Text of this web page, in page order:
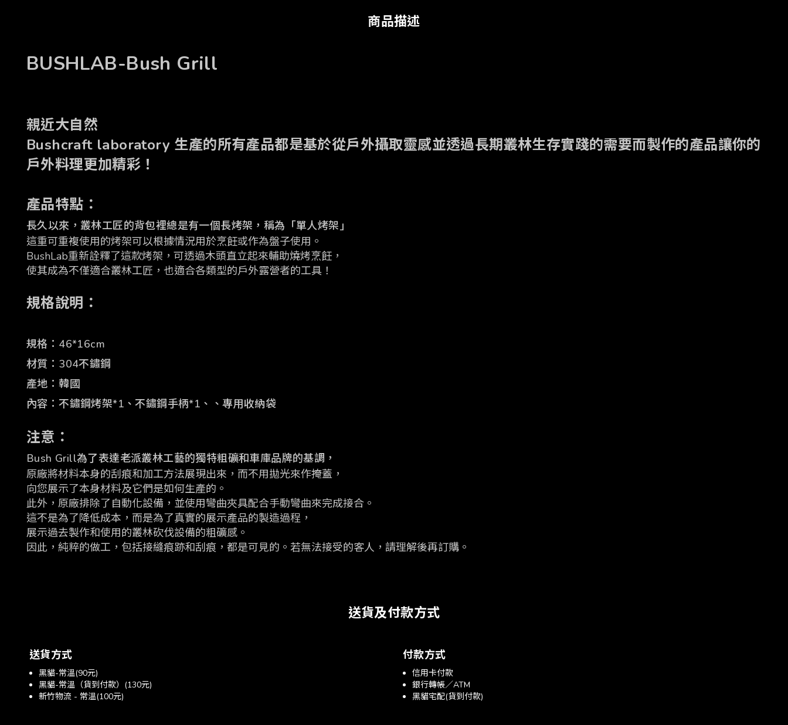
商品描述
BUSHLAB-Bush Grill
親近大自然
Bushcraft laboratory 生產的所有產品都是基於從戶外攝取靈感並透過長期叢林生存實踐的需要而製作的產品讓你的
戶外料理更加精彩！
產品特點：
長久以來，叢林工匠的背包裡總是有一個長烤架，稱為「單人烤架」
這重可重複使用的烤架可以根據情況用於烹飪或作為盤子使用。
BushLab重新詮釋了這款烤架，可透過木頭直立起來輔助燒烤烹飪，
使其成為不僅適合叢林工匠，也適合各類型的戶外露營者的工具！
規格說明：
規格：46*16cm
材質：304不鏽鋼
產地：韓國
內容：不鏽鋼烤架*1、不鏽鋼手柄*1、、專用收納袋
注意：
Bush Grill為了表達老派叢林工藝的獨特粗礦和車庫品牌的基調，
原廠將材料本身的刮痕和加工方法展現出來，而不用拋光來作掩蓋，
向您展示了本身材料及它們是如何生產的。
此外，原廠排除了自動化設備，並使用彎曲夾具配合手動彎曲來完成接合。
這不是為了降低成本，而是為了真實的展示產品的製造過程，
展示過去製作和使用的叢林砍伐設備的粗礦感。
因此，純粹的做工，包括接縫痕跡和刮痕，都是可見的。 若無法接受的客人，請理解後再訂購。
送貨及付款方式
送貨方式
黑貓-常溫(90元)
黑貓-常溫（貨到付款）(130元)
新竹物流 - 常溫(100元)
付款方式
信用卡付款
銀行轉帳／ATM
黑貓宅配(貨到付款)